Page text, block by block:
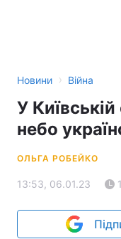
Новини › Війна
У
небо
ОЛЬГА РОБЕЙКО
13:53, 06.01.23